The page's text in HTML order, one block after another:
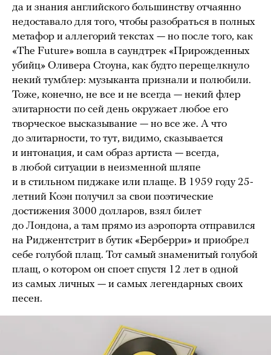
да и знания английского большинству отчаянно
недоставало для того, чтобы разобраться в полных
метафор и аллегорий текстах — но после того, как
«The Future» вошла в саундтрек «Прирожденных
убийц» Оливера Стоуна, как будто перещелкнуло
некий тумблер: музыканта признали и полюбили.
Тоже, конечно, не все и не всегда — некий флер
элитарности по сей день окружает любое его
творческое высказывание — но все же. А что
до элитарности, то тут, видимо, сказывается
и интонация, и сам образ артиста — всегда,
в любой ситуации в неизменной шляпе
и в стильном пиджаке или плаще. В 1959 году 25-
летний Коэн получил за свои поэтические
достижения 3000 долларов, взял билет
до Лондона, а там прямо из аэропорта отправился
на Риджентстрит в бутик «Берберри» и приобрел
себе голубой плащ. Тот самый знаменитый голубой
плащ, о котором он споет спустя 12 лет в одной
из самых личных — и самых легендарных своих
песен.